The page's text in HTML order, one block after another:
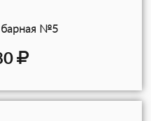
барная №5